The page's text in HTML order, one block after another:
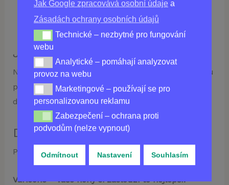
Jak Google zpracovává osobní údaje a
Zásadách ochrany osobních údajů
Technické – nezbytné pro fungování webu
Technické – nezbytné pro fungování
webu
Analytické – pomáhají analyzovat provoz na webu
Analytické – pomáhají analyzovat
provoz na webu
Marketingové – používají se pro personalizovanou
Marketingové – používají se pro
personalizovanou reklamu
Zabezpečení – ochrana proti podvodům (nelze
Zabezpečení – ochrana proti
podvodům (nelze vypnout)
Odmítnout Nastavení Souhlasím
Extrakt z kořene lopuchu:Podporuje zdraví
cév.
Jak používat:
Naneste malé množství krému na čistou a suchou
pokožku nohou a jemně vmasírujte. Používejte 2x
denně nebo dle potřeby.
Důležité upozornění:
Pouze pro vnější použití.
Varicone – vaše nohy si zaslouží to nejlepší.